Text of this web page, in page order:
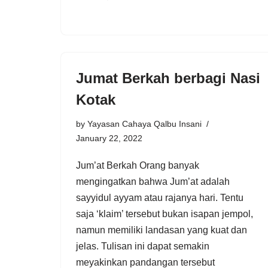
Jumat Berkah berbagi Nasi
Kotak
by Yayasan Cahaya Qalbu Insani
January 22, 2022
Jum’at Berkah Orang banyak
mengingatkan bahwa Jum’at adalah
sayyidul ayyam atau rajanya hari. Tentu
saja ‘klaim’ tersebut bukan isapan jempol,
namun memiliki landasan yang kuat dan
jelas. Tulisan ini dapat semakin
meyakinkan pandangan tersebut